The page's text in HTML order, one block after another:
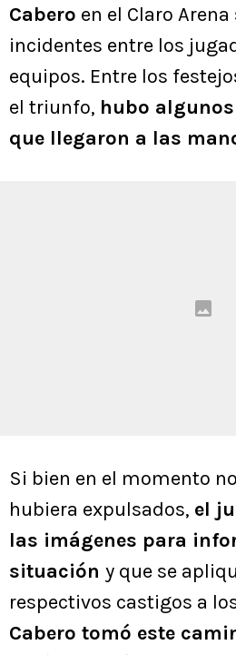
Cabero en el Claro
incidentes entre los
equipos. Entre los
el triunfo, hubo
que llegaron a las
Si bien en el momento
hubiera expulsados, el
las imágenes para
situación y que se
respectivos castigos a
Cabero tomó este